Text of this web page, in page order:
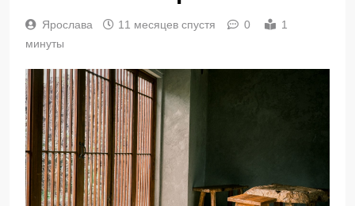
Ярослава 11 месяцев спустя 0
1
минуты